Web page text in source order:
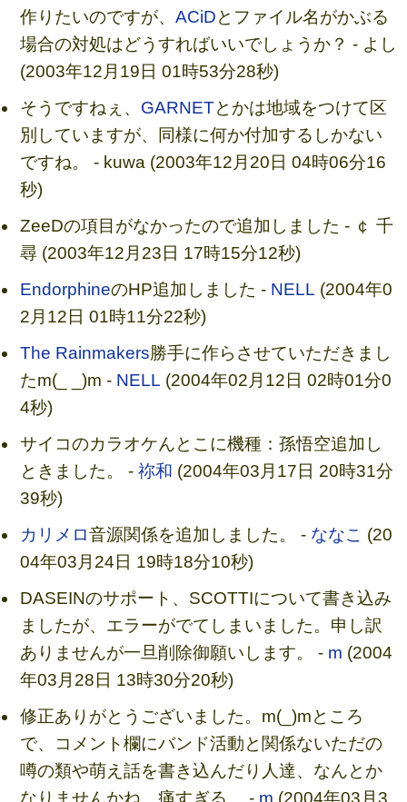
作りたいのですが、 ACiDとファイル名がかぶる
場合の対処はどうすればいいでしょうか？ - よし
(2003年12月19日 01時53分28秒)
そうですねぇ、 GARNETとかは地域をつけて区
別していますが、同様に何か付加するしかない
ですね。 - kuwa (2003年12月20日 04時06分16
秒)
ZeeDの項目がなかったので追加しました - ￠ 千
尋 (2003年12月23日 17時15分12秒)
EndorphineのHP追加しました - NELL (2004年0
2月12日 01時11分22秒)
The Rainmakers勝手に作らさせていただきまし
たm(_ _)m - NELL (2004年02月12日 02時01分0
4秒)
サイコのカラオケんとこに機種：孫悟空追加し
ときました。 - 祢和 (2004年03月17日 20時31分
39秒)
カリメロ音源関係を追加しました。 - ななこ (20
04年03月24日 19時18分10秒)
DASEINのサポート、SCOTTIについて書き込み
ましたが、エラーがでてしまいました。申し訳
ありませんが一旦削除御願いします。 - m (2004
年03月28日 13時30分20秒)
修正ありがとうございました。m(_)mところ
で、コメント欄にバンド活動と関係ないただの
噂の類や萌え話を書き込んだり人達、なんとか
なりませんかね…痛すぎる。 - m (2004年03月3